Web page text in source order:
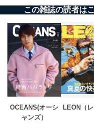
ません。ただし、次
人の生命､身体ま
場合であって、本
き。
公衆衛生の向上ま
に特に必要がある
とが困難である場
国の機関もしくは
た者が法令の定め
する必要がある場
により当該事務の
この雑誌の読者は
OCEANS(オーシ
ャンズ）
LEON（レ